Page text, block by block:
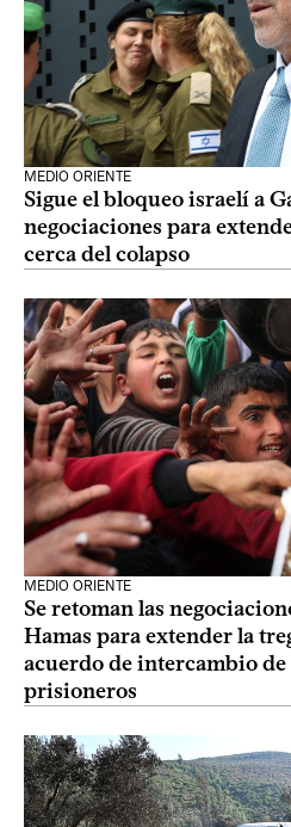
MEDIO ORIENTE
Sigue el bloqueo israelí a
negociaciones para
cerca del colapso
MEDIO ORIENTE
Se retoman las
Hamas para extender la
acuerdo de intercambio
prisioneros